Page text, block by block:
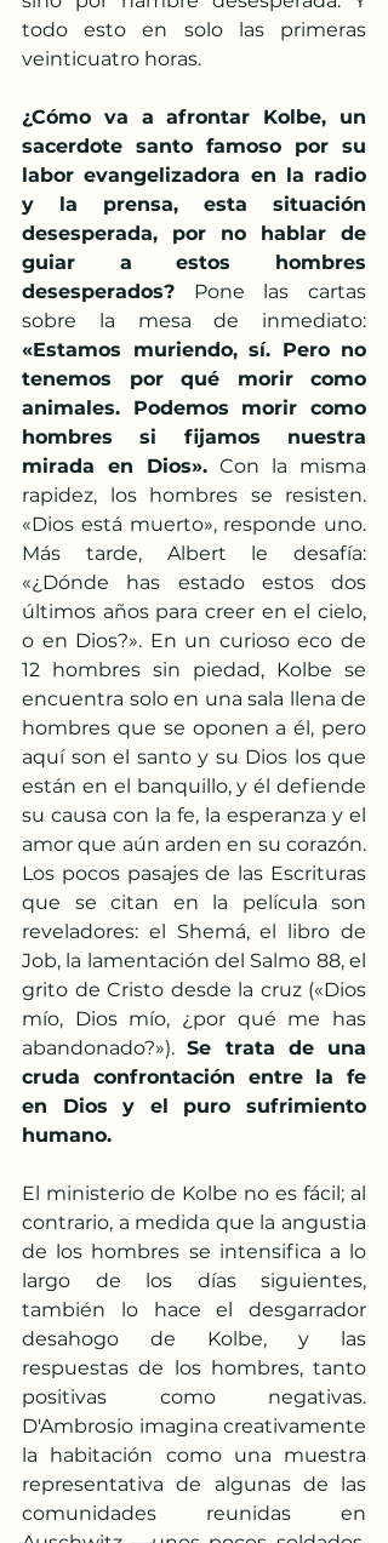
todo esto en solo las primeras
veinticuatro horas.
¿Cómo va a afrontar Kolbe, un
sacerdote santo famoso por su
labor evangelizadora en la radio
y la prensa, esta situación
desesperada, por no hablar de
guiar a estos hombres
desesperados? Pone las cartas
«Estamos muriendo, sí. Pero no
tenemos por qué morir como
animales. Podemos morir como
hombres si fijamos nuestra
mirada en Dios». Con la misma
rapidez, los hombres se resisten.
«Dios está muerto», responde uno.
Más tarde, Albert le desafía:
«¿Dónde has estado estos dos
últimos años para creer en el cielo,
o en Dios?». En un curioso eco de
12 hombres sin piedad, Kolbe se
encuentra solo en una sala llena de
hombres que se oponen a él, pero
aquí son el santo y su Dios los que
están en el banquillo, y él defiende
su causa con la fe, la esperanza y el
amor que aún arden en su corazón.
Los pocos pasajes de las Escrituras
que se citan en la película son
reveladores: el Shemá, el libro de
Job, la lamentación del Salmo 88, el
grito de Cristo desde la cruz («Dios
mío, Dios mío, ¿por qué me has
abandonado?»). Se trata de una
cruda confrontación entre la fe
en Dios y el puro sufrimiento
humano.
El ministerio de Kolbe no es fácil; al
contrario, a medida que la angustia
de los hombres se intensifica a lo
largo de los días siguientes,
también lo hace el desgarrador
desahogo de Kolbe, y las
respuestas de los hombres, tanto
positivas como negativas.
D'Ambrosio imagina creativamente
la habitación como una muestra
representativa de algunas de las
comunidades reunidas en